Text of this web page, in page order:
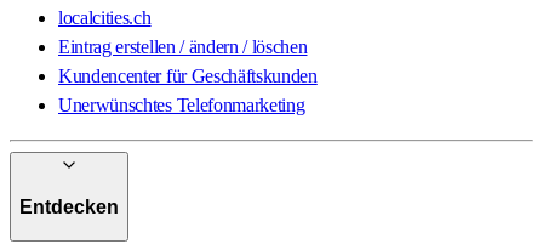
localcities.ch
Eintrag erstellen / ändern / löschen
Kundencenter für Geschäftskunden
Unerwünschtes Telefonmarketing
Entdecken